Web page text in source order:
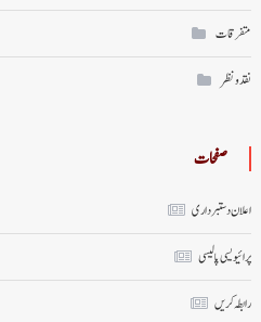
متفرقات
نقد ونظر
صفحات
اعلان دستبرداری
پرائیویسی پالیسی
رابطہ کریں